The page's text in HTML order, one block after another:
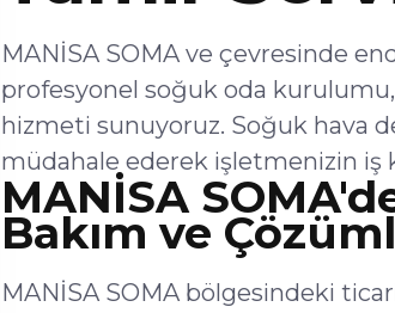
MANİSA SOMA ve çevresinde
profesyonel soğuk oda
hizmeti sunuyoruz. Soğuk hava
müdahale ederek işletmenizin iş
MANİSA
Bakım ve
MANİSA SOMA bölgesindeki